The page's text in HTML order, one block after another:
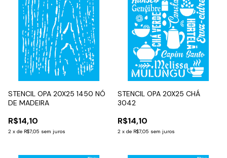
STENCIL OPA 20X25 1450 NÓ
DE MADEIRA
R$14,10
2 x de R$7,05 sem juros
STENCIL OPA 20X25 CHÁ
3042
R$14,10
2 x de R$7,05 sem juros